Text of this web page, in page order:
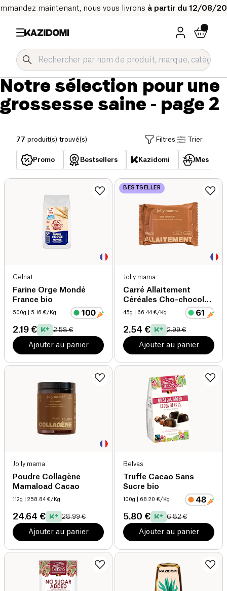
maintenant, nous vous livrons à partir du 12/08/
Notre sélection pour une
grossesse saine - page 2
77 produit(s) trouvé(s) Filtres Trier
Promo Bestsellers Kazidomi Mes
Celnat
Farine Orge Mondé
France bio
500g | 5.16 €/Kg
2.19 € 2.58 €
Ajouter au panier
BESTSELLER
Jolly mama
Carré Allaitement
Céréales Cho-chocolat
bio
45g | 66.44 €/Kg
2.54 € 2.99 €
Ajouter au panier
Jolly mama
Poudre Collagène
Mamaload Cacao
112g | 258.84 €/Kg
24.64 € 28.99 €
Ajouter au panier
Belvas
Truffe Cacao Sans
Sucre bio
100g | 68.20 €/Kg
5.80 € 6.82 €
Ajouter au panier